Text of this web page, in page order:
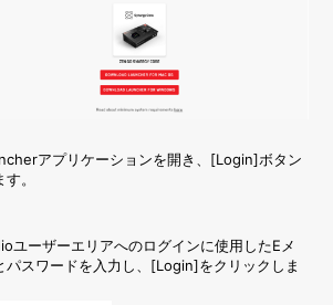
アプリケーションを開き、[Login]ボタン
。
ユーザーエリアへのログインに使用したEメ
パスワードを入力し、[Login]をクリックしま